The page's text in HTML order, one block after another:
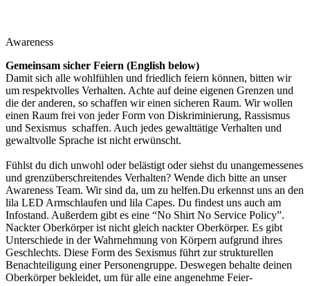
Awareness
Gemeinsam sicher Feiern (English below)
Damit sich alle wohlfühlen und friedlich feiern können, bitten wir
um respektvolles Verhalten. Achte auf deine eigenen Grenzen und
die der anderen, so schaffen wir einen sicheren Raum. Wir wollen
einen Raum frei von jeder Form von Diskriminierung, Rassismus
und Sexismus schaffen. Auch jedes gewalttätige Verhalten und
gewaltvolle Sprache ist nicht erwünscht.
Fühlst du dich unwohl oder belästigt oder siehst du unangemessenes
und grenzüberschreitendes Verhalten? Wende dich bitte an unser
Awareness Team. Wir sind da, um zu helfen.Du erkennst uns an den
lila LED Armschlaufen und lila Capes. Du findest uns auch am
Infostand. Außerdem gibt es eine “No Shirt No Service Policy”.
Nackter Oberkörper ist nicht gleich nackter Oberkörper. Es gibt
Unterschiede in der Wahrnehmung von Körpern aufgrund ihres
Geschlechts. Diese Form des Sexismus führt zur strukturellen
Benachteiligung einer Personengruppe. Deswegen behalte deinen
Oberkörper bekleidet, um für alle eine angenehme Feier-